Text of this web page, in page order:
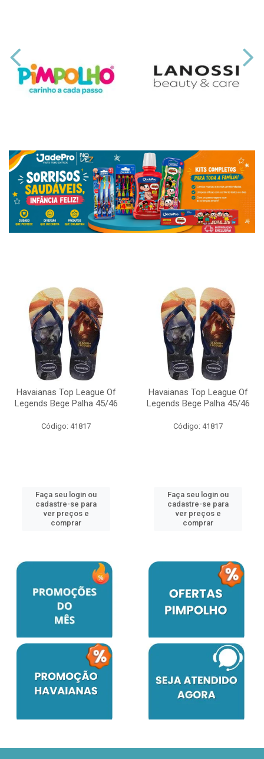
Havaianas Top League Of
Legends Bege Palha 45/46
Código: 41817
Faça seu login ou
cadastre-se para
ver preços e
comprar
Havaianas Top League Of
Legends Bege Palha 45/46
Código: 41817
Faça seu login ou
cadastre-se para
ver preços e
comprar